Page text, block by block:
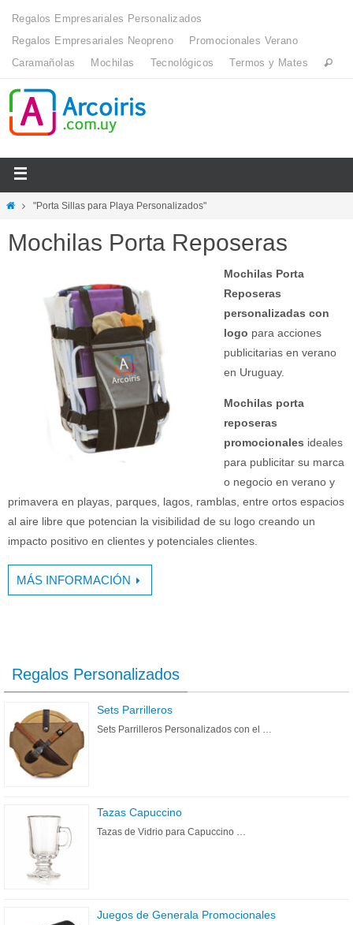
Regalos Empresariales Personalizados
Regalos Empresariales Neopreno
Promocionales Verano
Caramañolas
Mochilas Tecnológicos Termos y Mates
"Porta Sillas para Playa Personalizados"
Mochilas Porta Reposeras
Mochilas Porta
Reposeras
personalizadas con
logo para acciones
publicitarias en verano
en Uruguay.
Mochilas porta
reposeras
promocionales ideales
para publicitar su marca
o negocio en verano y
primavera en playas, parques, lagos, ramblas, entre ortos espacios
al aire libre que potencian la visibilidad de su logo creando un
impacto positivo en clientes y potenciales clientes.
MÁS INFORMACIÓN
Regalos Personalizados
Sets Parrilleros
Sets Parrilleros Personalizados con el …
Tazas Capuccino
Tazas de Vidrio para Capuccino …
Juegos de Generala Promocionales